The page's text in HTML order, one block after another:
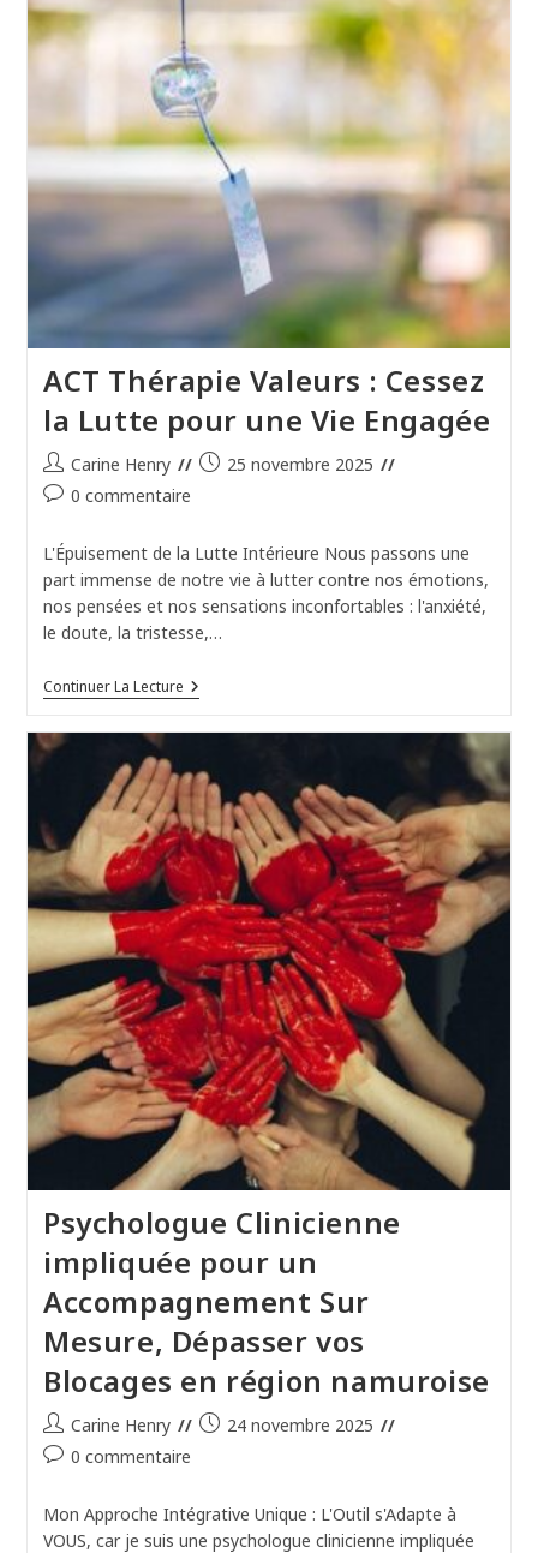
Sens
À
Votre
Vie
Et
Cohérence
Psychique.
ACT Thérapie Valeurs : Cessez
la Lutte pour une Vie Engagée
Auteur/autrice
de
publication :
Carine Henry
Publication
25 novembre 2025
Commentaires
la
publication :
0 commentaire
L'Épuisement de la Lutte Intérieure Nous passons une
part immense de notre vie à lutter contre nos émotions,
nos pensées et nos sensations inconfortables : l'anxiété,
le doute, la tristesse,…
Continuer La LectureACT
Thérapie
La
Lutte
Pour
Une
Vie
Engagée
Psychologue Clinicienne
impliquée pour un
Accompagnement Sur
Mesure, Dépasser vos
Blocages en région namuroise
Auteur/autrice
de
Carine Henry
Publication
24 novembre 2025
Commentaires
la
publication :
0 commentaire
Mon Approche Intégrative Unique : L'Outil s'Adapte à
VOUS, car je suis une psychologue clinicienne impliquée